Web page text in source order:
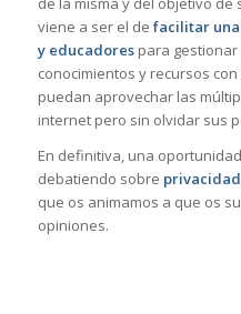
viene a ser el de facilitar una
y educadorespara gestionar
conocimientos y recursos
puedan aprovechar las
internet pero sin olvidar sus
En definitiva, una
debatiendo sobre
que os animamos a que os
opiniones.